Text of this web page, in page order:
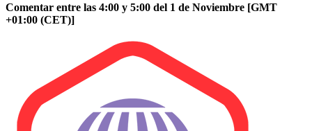
Comentar entre las 4:00 y 5:00 del 1 de Noviembre [GMT
+01:00 (CET)]